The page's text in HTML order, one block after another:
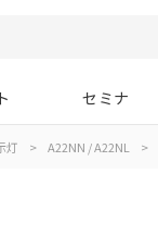
セミナ
灯 > A22NN / A22NL >